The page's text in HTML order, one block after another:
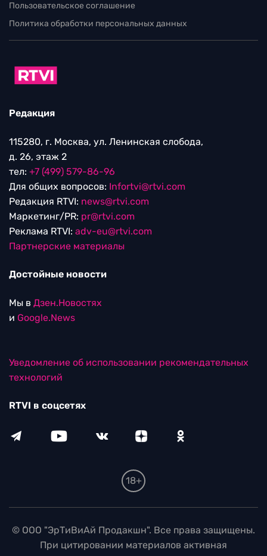
Пользовательское соглашение
Политика обработки персональных данных
Редакция
115280, г. Москва, ул. Ленинская слобода,
д. 26, этаж 2
тел: +7 (499) 579-86-96
Для общих вопросов: Infortvi@rtvi.com
Редакция RTVI: news@rtvi.com
Маркетинг/PR: pr@rtvi.com
Реклама RTVI: adv-eu@rtvi.com
Партнерские материалы
Достойные новости
Мы в Дзен.Новостях
и Google.News
Уведомление об использовании рекомендательных
технологий
RTVI в соцсетях
18+
© ООО "ЭрТиВиАй Продакшн". Все права защищены.
При цитировании материалов активная